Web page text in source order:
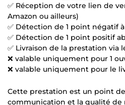
✅ Réception de votre lien de
Amazon ou ailleurs)
✅ Détection de 1 point négatif
✅ Détection de 1 point positif
✅ Livraison de la prestation via
❌ valable uniquement pour 1
❌ valable uniquement pour le
Cette prestation est un point
communication et la qualité de